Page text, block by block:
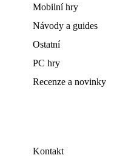
Mobilní hry
Návody a guides
Ostatní
PC hry
Recenze a novinky
Kontakt